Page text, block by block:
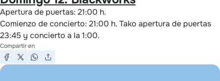
Apertura de puertas: 21:00 h.
Comienzo de concierto: 21:00 h. Tako apertura de puertas
23:45 y concierto a la 1:00.
Compartir en